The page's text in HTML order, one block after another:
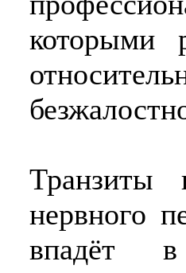
которыми
Транзиты
нервного
впадёт в